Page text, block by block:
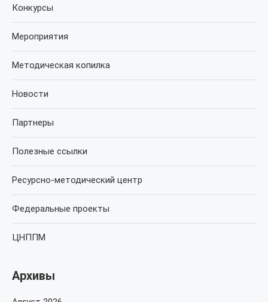
Конкурсы
Мероприятия
Методическая копилка
Новости
Партнеры
Полезные ссылки
Ресурсно-методический центр
Федеральные проекты
ЦНППМ
Архивы